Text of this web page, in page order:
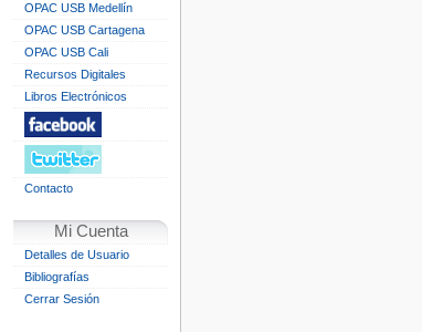
OPAC USB Medellín
OPAC USB Cartagena
OPAC USB Cali
Recursos Digitales
Libros Electrónicos
Contacto
Mi Cuenta
Detalles de Usuario
Bibliografías
Cerrar Sesión